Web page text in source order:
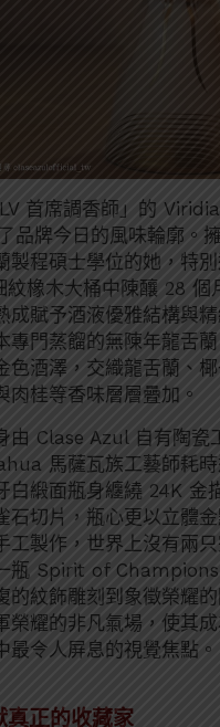
首席調香師」的
品牌今日的風味輪廓。
製程碩士學位的她，特
橡木大桶中陳釀 28 個
成賦予酒液優雅結構與精
專門蒸餾的無陳年龍舌
色酒澤，交織龍舌蘭、
肉桂等香味層層疊加。
由 Clase Azul 自有陶瓷
馬薩瓦族工藝師耗時
白緞面瓶身纏繞 24K 金
石切片，瓶心更以立體
工製作，世界上沒有兩
瓶 Spirit of
的紋飾雕刻到象徵榮耀
榮耀的非凡氣場，使其
最令人屏息的視覺焦點。
正的收藏家